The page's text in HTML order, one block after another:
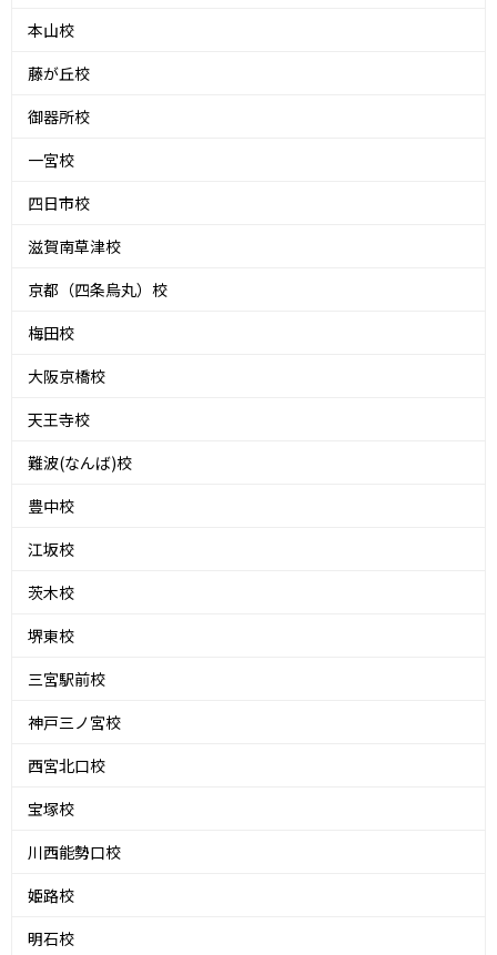
本山校
藤が丘校
御器所校
一宮校
四日市校
滋賀南草津校
京都（四条烏丸）校
梅田校
大阪京橋校
天王寺校
難波(なんば)校
豊中校
江坂校
茨木校
堺東校
三宮駅前校
神戸三ノ宮校
西宮北口校
宝塚校
川西能勢口校
姫路校
明石校